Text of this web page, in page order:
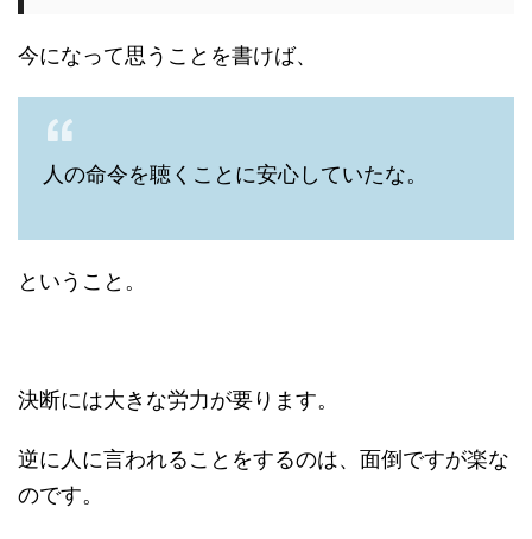
今になって思うことを書けば、
人の命令を聴くことに安心していたな。
ということ。
決断には大きな労力が要ります。
逆に人に言われることをするのは、面倒ですが楽な
のです。